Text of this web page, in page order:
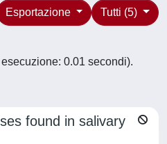
Tutti (5)
Esportazione
0.01 secondi).
found in salivary